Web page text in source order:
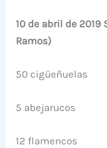
10 de abril de 2019
Ramos)
50 cigüeñuelas
5 abejarucos
12 flamencos